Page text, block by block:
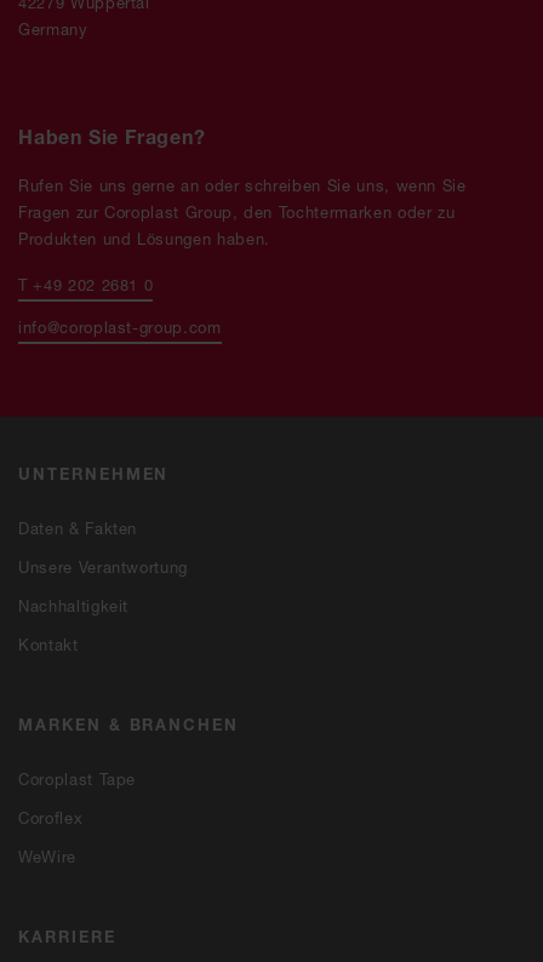
UNTERNEHMEN
Daten & Fakten
Unsere Verantwortung
Nachhaltigkeit
Kontakt
MARKEN & BRANCHEN
Coroplast Tape
Coroflex
WeWire
KARRIERE
Germany
Haben Sie Fragen?
Rufen Sie uns gerne an oder schreiben Sie uns, wenn Sie
Fragen zur Coroplast Group, den Tochtermarken oder zu
Produkten und Lösungen haben.
T +49 202 2681 0
info@coroplast-group.com